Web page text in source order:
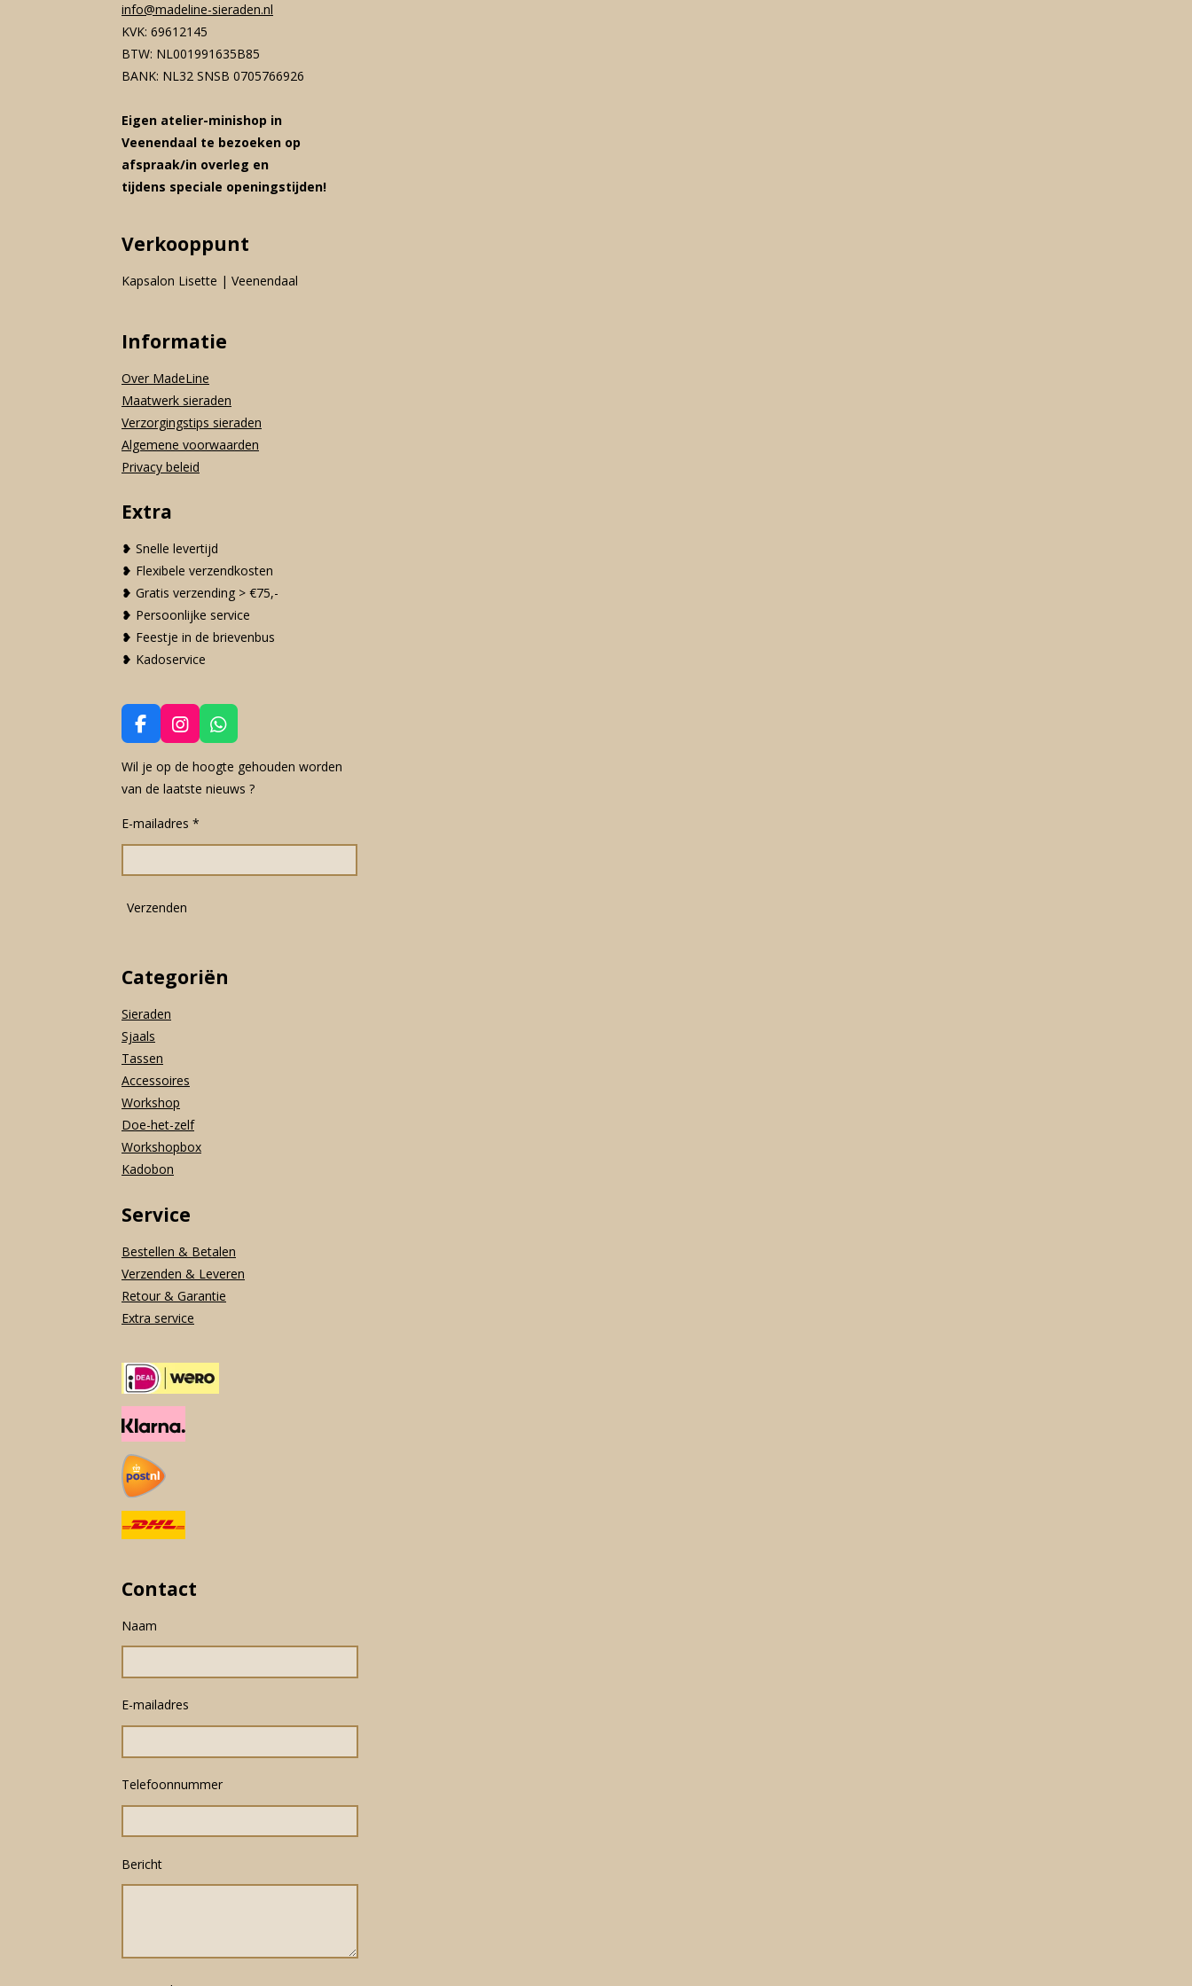
info@madeline-sieraden.nl
KVK: 69612145
BTW: NL001991635B85
BANK: NL32 SNSB 0705766926
Eigen atelier-minishop in
Veenendaal te bezoeken op
afspraak/in overleg en
tijdens speciale openingstijden!
Verkooppunt
Kapsalon Lisette | Veenendaal
Informatie
Over MadeLine
Maatwerk sieraden
Verzorgingstips sieraden
Algemene voorwaarden
Privacy beleid
Extra
❥ Snelle levertijd
❥ Flexibele verzendkosten
❥ Gratis verzending > €75,-
❥ Persoonlijke service
❥ Feestje in de brievenbus
❥ Kadoservice
F
a
c
e
o
o
I
n
s
t
g
r
m
W
h
a
t
p
Wil je op de hoogte gehouden worden
van de laatste nieuws ?
E-mailadres *
Verzenden
Categoriën
Sieraden
Sjaals
Tassen
Accessoires
Workshop
Doe-het-zelf
Workshopbox
Kadobon
Service
Bestellen & Betalen
Verzenden & Leveren
Retour & Garantie
Extra service
Contact
Naam
E-mailadres
Telefoonnummer
Bericht